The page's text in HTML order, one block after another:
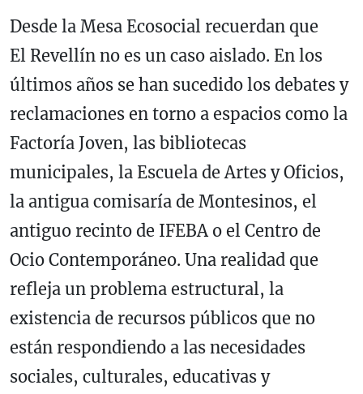
Desde la Mesa Ecosocial recuerdan que
El Revellín no es un caso aislado. En los
últimos años se han sucedido los debates y
reclamaciones en torno a espacios como la
Factoría Joven, las bibliotecas
municipales, la Escuela de Artes y Oficios,
la antigua comisaría de Montesinos, el
antiguo recinto de IFEBA o el Centro de
Ocio Contemporáneo. Una realidad que
refleja un problema estructural, la
existencia de recursos públicos que no
están respondiendo a las necesidades
sociales, culturales, educativas y